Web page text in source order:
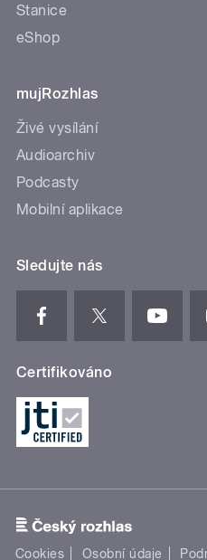
Stanice
eShop
mujRozhlas
Živé vysílání
Audioarchiv
Podcasty
Mobilní aplikace
Sledujte nás
Certifikováno
Cookies Osobní údaje